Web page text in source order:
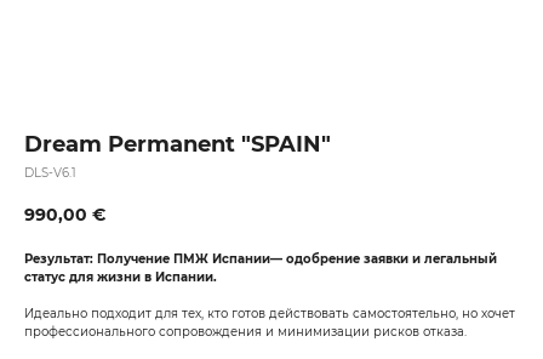
Dream Permanent "SPAIN"
DLS-V6.1
990,00 €
Результат: Получение ПМЖ Испании— одобрение заявки и легальный
статус для жизни в Испании.
Идеально подходит для тех, кто готов действовать самостоятельно, но хочет
профессионального сопровождения и минимизации рисков отказа.